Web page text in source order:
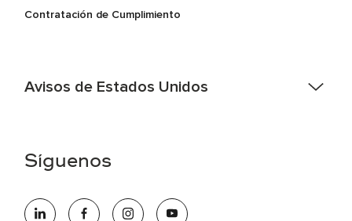
Contratación de Cumplimiento
Avisos de Estados Unidos
electrónico hqaffirmativeaction@marriott.com
oportunidades que se compromete a contratar una fuerza
Síguenos